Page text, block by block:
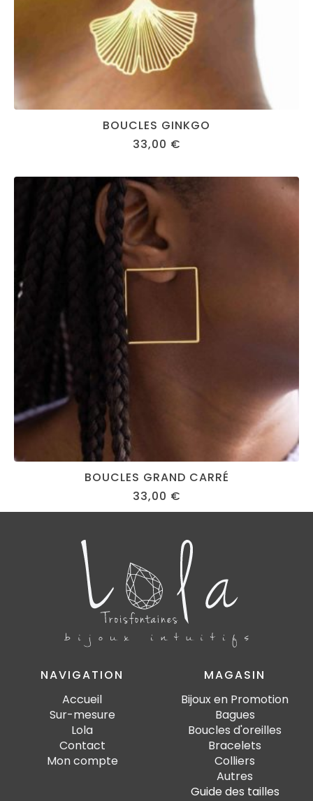
BOUCLES GINKGO
33,00 €
BOUCLES GRAND CARRÉ
33,00 €
NAVIGATION
Accueil
Sur-mesure
Lola
Contact
Mon compte
MAGASIN
Bijoux en Promotion
Bagues
Boucles d'oreilles
Bracelets
Colliers
Autres
Guide des tailles